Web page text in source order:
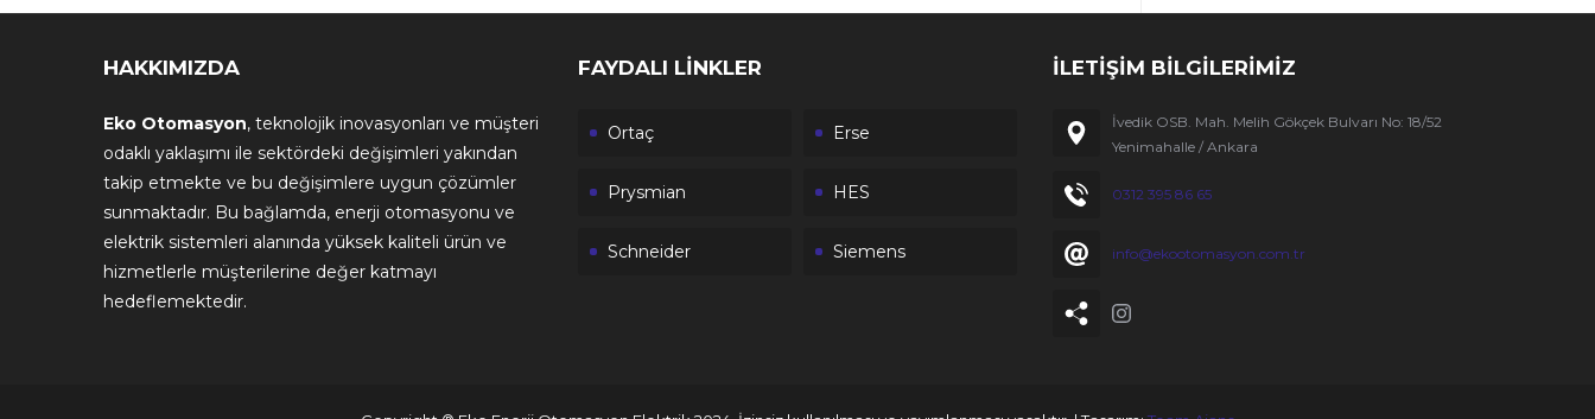
HAKKIMIZDA
Eko Otomasyon, teknolojik inovasyonları ve müşteri
odaklı yaklaşımı ile sektördeki değişimleri yakından
takip etmekte ve bu değişimlere uygun çözümler
sunmaktadır. Bu bağlamda, enerji otomasyonu ve
elektrik sistemleri alanında yüksek kaliteli ürün ve
hizmetlerle müşterilerine değer katmayı
hedeflemektedir.
FAYDALI LİNKLER
Ortaç Erse
Prysmian HES
Schneider Siemens
İLETİŞİM BİLGİLERİMİZ
İvedik OSB. Mah. Melih Gökçek Bulvarı No: 18/52
Yenimahalle / Ankara
0312 395 86 65
info@ekootomasyon.com.tr